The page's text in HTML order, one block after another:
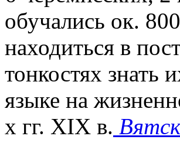
обучались ок.
находиться в
тонкостях знать
языке на
х гг. XIX в.